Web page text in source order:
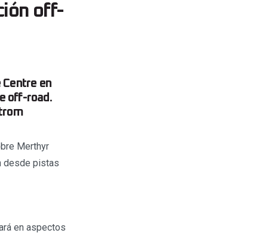
off-
Centre en
off-road.
Merthyr
desde pistas
en aspectos